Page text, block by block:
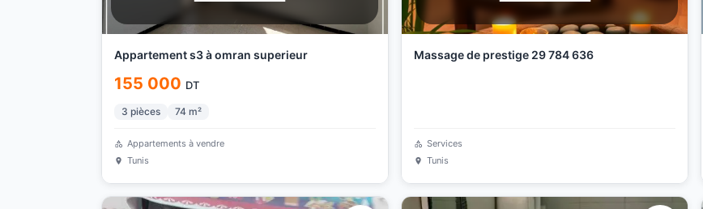
Appartement s3 à omran superieur
155 000 DT
3 pièces 74m²
Appartements à vendre
Tunis
Massage de prestige 29 784 636
Services
Tunis